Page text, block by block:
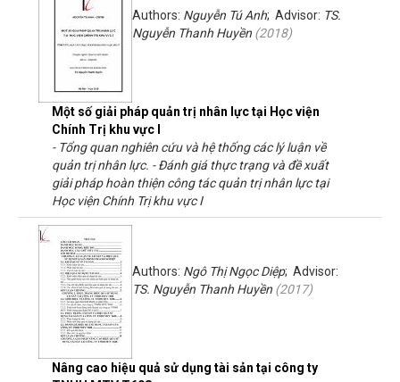
Một số giải pháp quản trị nhân lực tại Học viện
Chính Trị khu vực I
Authors: Nguyễn Tú Anh; Advisor: TS.
Nguyễn Thanh Huyền (2018)
- Tổng quan nghiên cứu và hệ thống các lý luận về
quản trị nhân lực. - Đánh giá thực trạng và đề xuất
giải pháp hoàn thiện công tác quản trị nhân lực tại
Học viện Chính Trị khu vực I
Nâng cao hiệu quả sử dụng tài sản tại công ty
Authors: Ngô Thị Ngọc Diệp; Advisor:
TS. Nguyễn Thanh Huyền (2017)